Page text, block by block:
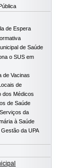
de Espera
de Saúde
o SUS em
de Vacinas
de
dos Médicos
de Saúde
da
à Saúde
da UPA